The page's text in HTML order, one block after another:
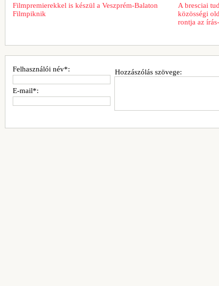
Filmpremierekkel is készül a Veszprém-Balaton
Filmpiknik
A bresciai
közösségi
rontja az
Hozzászólás szövege:
Felhasználói név*:
E-mail*: